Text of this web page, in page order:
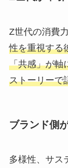
Z世代の消費
性を重視する
「共感」が軸
ストーリーで
ブランド側
多様性、サス